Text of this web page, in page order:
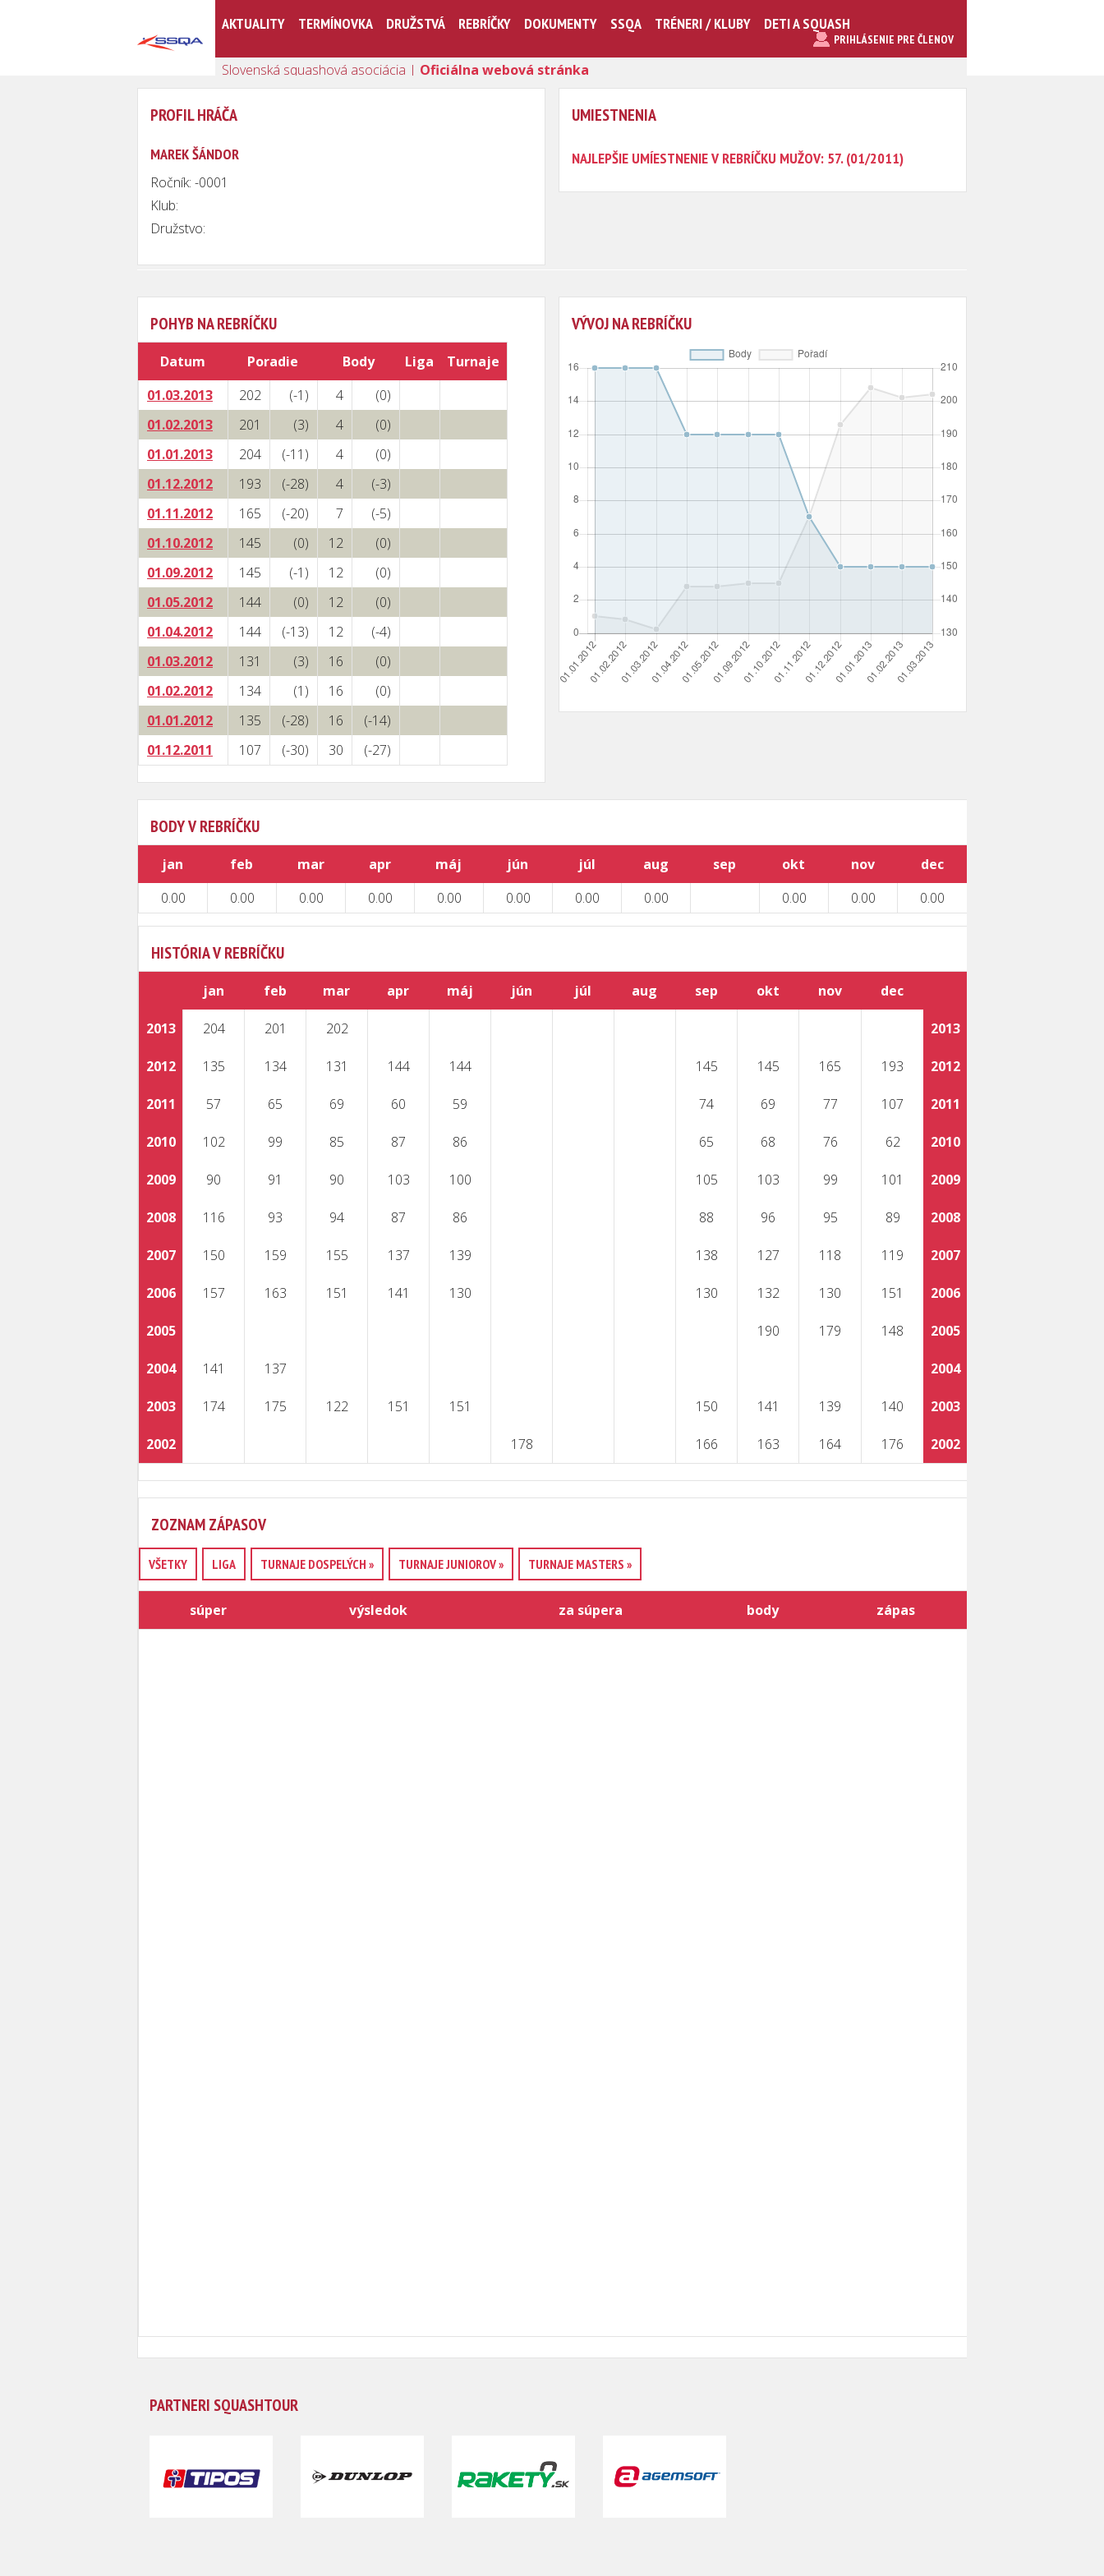
AKTUALITY TERMÍNOVKA DRUŽSTVÁ REBRÍČKY DOKUMENTY SSQA TRÉNERI / KLUBY DETI A SQUASH
PRIHLÁSENIE PRE ČLENOV
Slovenská squashová asociácia | Oficiálna webová stránka
PROFIL HRÁČA
MAREK ŠÁNDOR
Ročník: -0001
Klub:
Družstvo:
UMIESTNENIA
NAJLEPŠIE UMÍESTNENIE V REBRÍČKU MUŽOV: 57. (01/2011)
POHYB NA REBRÍČKU
Datum Poradie Body Liga
Turnaje
01.03.2013
202 (-1) 4
(0)
01.02.2013
201 (3) 4
(0)
01.01.2013
204 (-11) 4
(0)
01.12.2012
193 (-28) 4
(-3)
01.11.2012
165 (-20) 7
(-5)
01.10.2012
145 (0) 12
(0)
01.09.2012
145 (-1) 12
(0)
01.05.2012
144 (0) 12
(0)
01.04.2012
144 (-13) 12
(-4)
01.03.2012
131 (3) 16
(0)
01.02.2012
134 (1) 16
(0)
01.01.2012
135 (-28) 16
(-14)
01.12.2011
107 (-30) 30 (-27)
VÝVOJ NA REBRÍČKU
BODY V REBRÍČKU
jan feb mar apr máj jún júl aug sep okt nov
dec
0.00
0.00 0.00 0.00 0.00 0.00 0.00 0.00 0.00 0.00 0.00
HISTÓRIA V REBRÍČKU
jan feb mar apr máj jún júl aug sep okt nov dec
2013 204 201 202 2013
2012 135 134 131 144 144 145 145 165 193 2012
2011 57 65 69 60 59 74 69 77 107 2011
2010 102 99 85 87 86 65 68 76 62 2010
2009 90 91 90 103 100 105 103 99 101 2009
2008 116 93 94 87 86 88 96 95 89 2008
2007 150 159 155 137 139 138 127 118 119 2007
2006 157 163 151 141 130 130 132 130 151 2006
2005 190 179 148 2005
2004 141 137 2004
2003 174 175 122 151 151 150 141 139 140 2003
2002 178 166 163 164 176 2002
ZOZNAM ZÁPASOV
VŠETKY LIGA TURNAJE DOSPELÝCH » TURNAJE JUNIOROV » TURNAJE MASTERS »
súper výsledok za súpera body zápas
PARTNERI SQUASHTOUR